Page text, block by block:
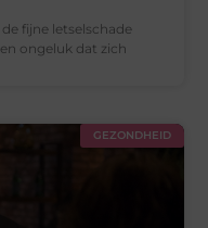
fijne letselschade
ongeluk dat zich
GEZONDHEID